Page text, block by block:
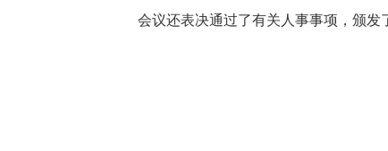
会议还表决通过了有关人事事项，颁发